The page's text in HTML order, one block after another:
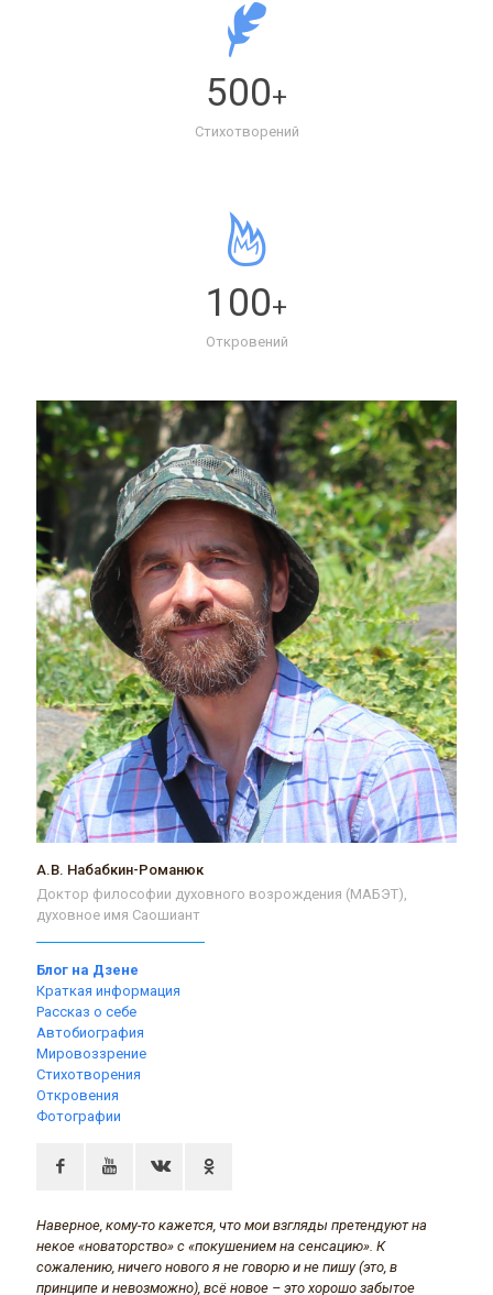
500+
Стихотворений
100+
Откровений
А.В. Набабкин-Романюк
Доктор философии духовного возрождения (МАБЭТ),
духовное имя Саошиант
Блог на Дзене
Краткая информация
Рассказ о себе
Автобиография
Мировоззрение
Стихотворения
Откровения
Фотографии
Наверное, кому-то кажется, что мои взгляды претендуют на
некое «новаторство» с «покушением на сенсацию». К
сожалению, ничего нового я не говорю и не пишу (это, в
принципе и невозможно), всё новое – это хорошо забытое